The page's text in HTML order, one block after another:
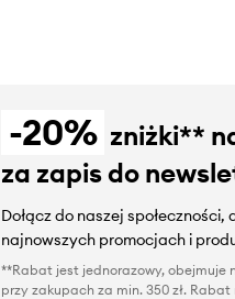
-20% zniżki**
za zapis do
Dołącz do naszej
najnowszych promocjach i
**Rabat jest jednorazowy, obejmuje
przy zakupach za min. 350 zł.